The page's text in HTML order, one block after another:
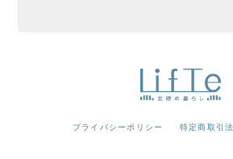
プライバシーポリシー 特定商取引